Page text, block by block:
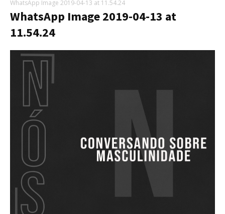
Fotec
WhatsApp Image 2019-04-13 at 11.54.24
WhatsApp Image 2019-04-13 at
11.54.24